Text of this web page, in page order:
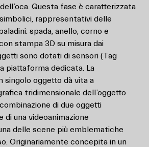
Questa fase è caratterizzata
rappresentativi delle
spada, anello, corno e
stampa 3D su misura dai
sono dotati di sensori (Tag
piattaforma dedicata. La
singolo oggetto dà vita a
tridimensionale dell’oggetto
di due oggetti
di una videoanimazione
delle scene più emblematiche
Originariamente concepita in un